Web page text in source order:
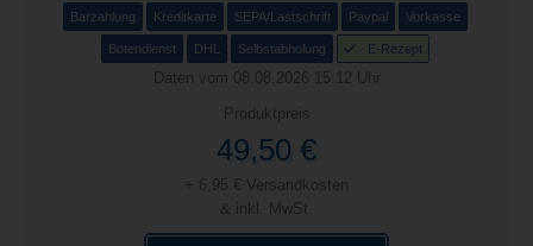
Barzahlung Kreditkarte SEPA/Lastschrift Paypal Vorkasse
Botendienst DHL Selbstabholung E-Rezept
Daten vom 08.08.2026 15:12 Uhr
Produktpreis
49,50 €
+ 6,95 € Versandkosten
& inkl. MwSt.